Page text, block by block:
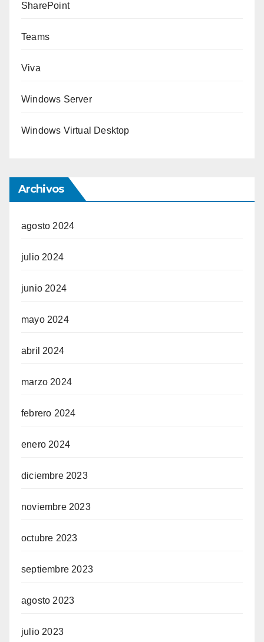
SharePoint
Teams
Viva
Windows Server
Windows Virtual Desktop
Archivos
agosto 2024
julio 2024
junio 2024
mayo 2024
abril 2024
marzo 2024
febrero 2024
enero 2024
diciembre 2023
noviembre 2023
octubre 2023
septiembre 2023
agosto 2023
julio 2023